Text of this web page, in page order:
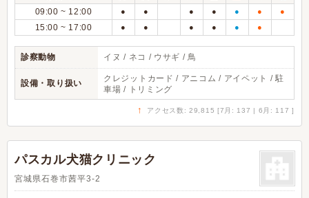
09:00 ~ 12:00
● ● ● ● ● ● ●
15:00 ~ 17:00 ● ● ● ● ● ●
診察動物 イヌ / ネコ / ウサギ / 鳥
設備・取り扱い
クレジットカード / アニコム / アイペット / 駐
車場 / トリミング
↑ アクセス数: 29,815 [7月: 137 | 6月: 117 ]
パスカル犬猫クリニック
宮城県石巻市茜平3-2